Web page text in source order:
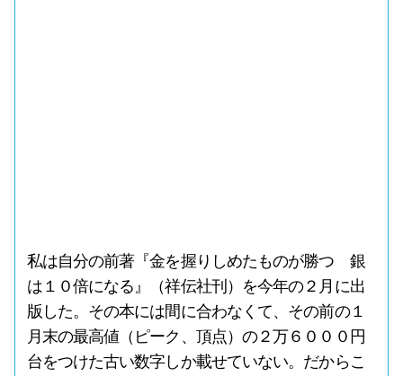
私は自分の前著『金を握りしめたものが勝つ 銀
は１０倍になる』（祥伝社刊）を今年の２月に出
版した。その本には間に合わなくて、その前の１
月末の最高値（ピーク、頂点）の２万６０００円
台をつけた古い数字しか載せていない。だからこ